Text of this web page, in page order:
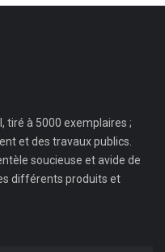
tiré à 5000 exemplaires ;
et des travaux publics.
soucieuse et avide de
différents produits et